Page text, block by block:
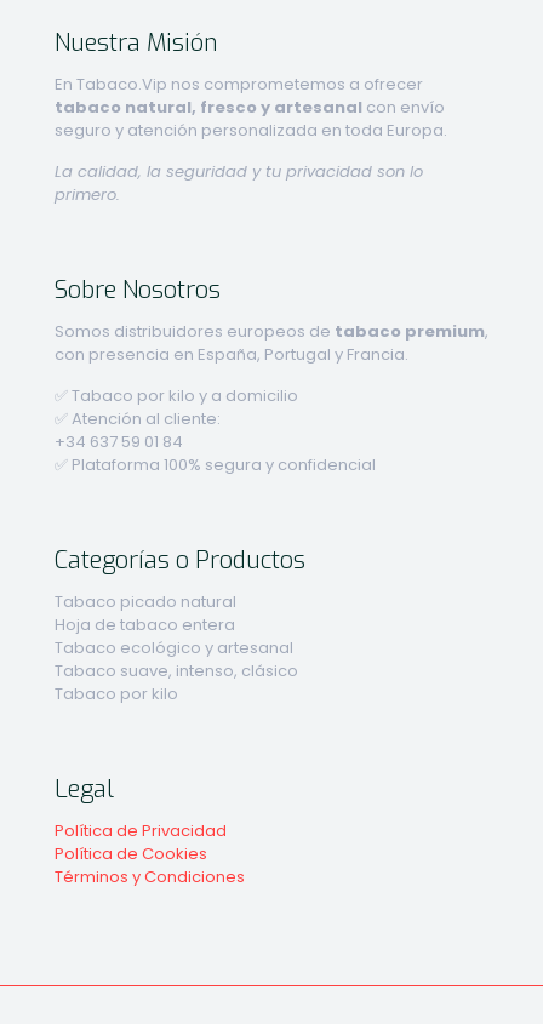
Nuestra Misión
En Tabaco.Vip nos comprometemos a ofrecer
tabaco natural, fresco y artesanal con envío
seguro y atención personalizada en toda Europa.
La calidad, la seguridad y tu privacidad son lo
primero.
Sobre Nosotros
Somos distribuidores europeos de tabaco premium,
con presencia en España, Portugal y Francia.
✅ Tabaco por kilo y a domicilio
✅ Atención al cliente:
+34 637 59 01 84
✅ Plataforma 100% segura y confidencial
Categorías o Productos
Tabaco picado natural
Hoja de tabaco entera
Tabaco ecológico y artesanal
Tabaco suave, intenso, clásico
Tabaco por kilo
Legal
Política de Privacidad
Política de Cookies
Términos y Condiciones